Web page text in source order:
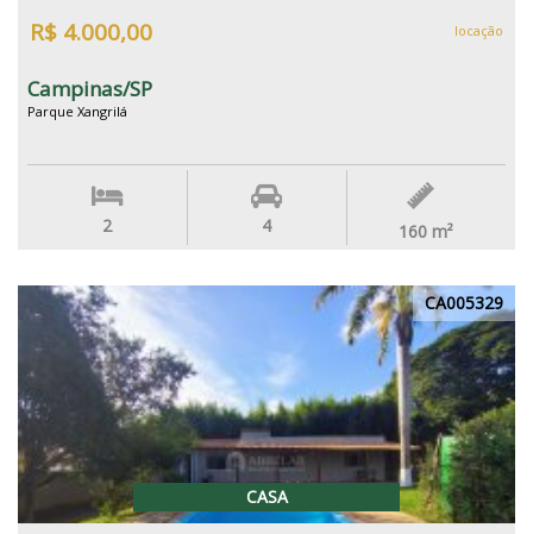
R$ 4.000,00 locação
Campinas/SP
Parque Xangrilá
2 4 160 m²
CA005329
CASA